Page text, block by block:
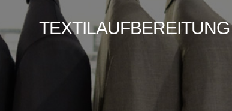
TEXTILAUFBEREITUNG